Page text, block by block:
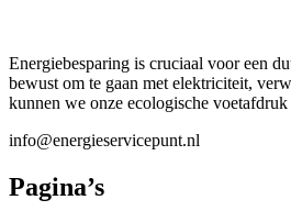
Energiebesparing is cruciaal voor een
bewust om te gaan met elektriciteit,
kunnen we onze ecologische
info@energieservicepunt.nl
Pagina’s